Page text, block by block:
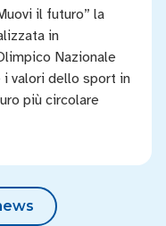
il futuro” la
in
Nazionale
valori dello sport in
più circolare